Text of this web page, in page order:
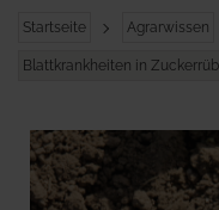
Startseite Agrarwissen
Blattkrankheiten in